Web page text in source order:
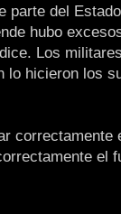
parte del
hubo
Los
lo hicieron los
correctamente
el